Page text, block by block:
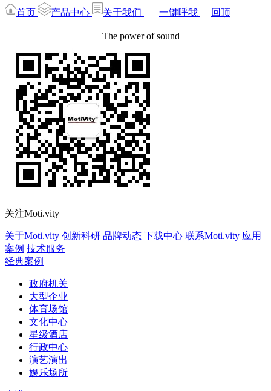
首页
产品中心 关于我们 一键呼我 回顶
The power of sound
关注Moti.vity
关于Moti.vity 创新科研 品牌动态 下载中心 联系Moti.vity 应用
案例 技术服务
经典案例
政府机关
大型企业
体育场馆
文化中心
星级酒店
行政中心
演艺演出
娱乐场所